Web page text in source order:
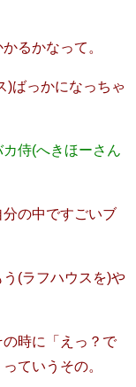
るかなって。
)ばっかになっちゃ
侍(へきほーさん
の中ですごいブ
(ラフハウスを)や
時に「えっ？で
ていうその。